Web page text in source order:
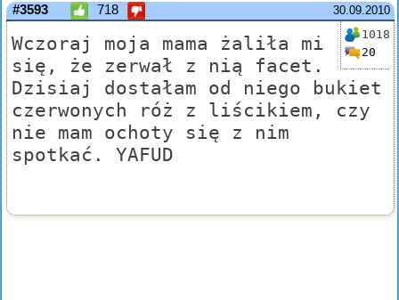
30.09.2010
#3593 718
1018
20
Wczoraj moja mama żaliła mi
się, że zerwał z nią facet.
Dzisiaj dostałam od niego bukiet
czerwonych róż z liścikiem, czy
nie mam ochoty się z nim
spotkać. YAFUD